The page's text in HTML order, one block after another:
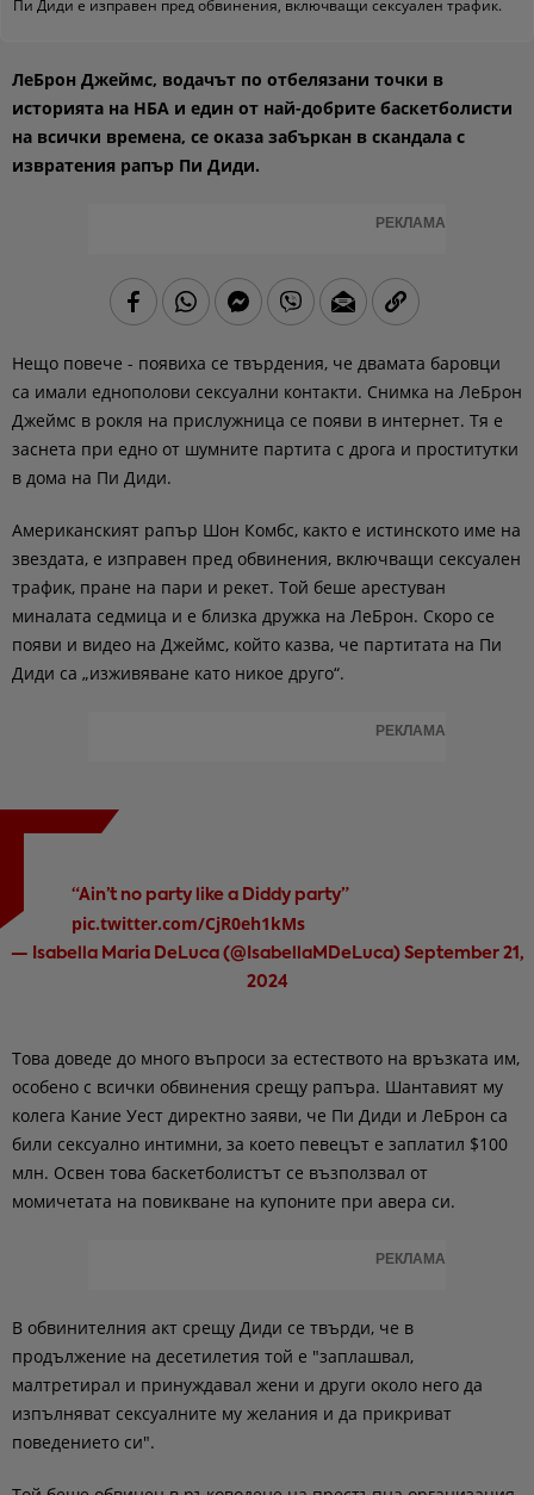
Пи Диди е изправен пред обвинения, включващи сексуален трафик.
ЛеБрон Джеймс, водачът по отбелязани точки в
историята на НБА и един от най-добрите баскетболисти
на всички времена, се оказа забъркан в скандала с
извратения рапър Пи Диди.
РЕКЛАМА
Нещо повече - появиха се твърдения, че двамата баровци
са имали еднополови сексуални контакти. Снимка на ЛеБрон
Джеймс в рокля на прислужница се появи в интернет. Тя е
заснета при едно от шумните партита с дрога и проститутки
в дома на Пи Диди.
Американският рапър Шон Комбс, както е истинското име на
звездата, е изправен пред обвинения, включващи сексуален
трафик, пране на пари и рекет. Той беше арестуван
миналата седмица и е близка дружка на ЛеБрон. Скоро се
появи и видео на Джеймс, който казва, че партитата на Пи
Диди са „изживяване като никое друго“.
РЕКЛАМА
“Ain’t no party like a Diddy party”
pic.twitter.com/CjR0eh1kMs
— Isabella Maria DeLuca (@IsabellaMDeLuca) September 21,
2024
Това доведе до много въпроси за естеството на връзката им,
особено с всички обвинения срещу рапъра. Шантавият му
колега Кание Уест директно заяви, че Пи Диди и ЛеБрон са
били сексуално интимни, за което певецът е заплатил $100
млн. Освен това баскетболистът се възползвал от
момичетата на повикване на купоните при авера си.
РЕКЛАМА
В обвинителния акт срещу Диди се твърди, че в
продължение на десетилетия той е "заплашвал,
малтретирал и принуждавал жени и други около него да
изпълняват сексуалните му желания и да прикриват
поведението си".